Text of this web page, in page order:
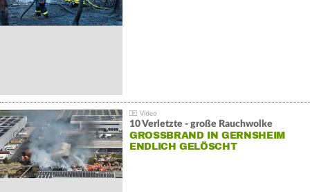
10 Verletzte - große Rauchwolke
GROSSBRAND IN GERNSHEIM E
NDLICH GELÖSCHT